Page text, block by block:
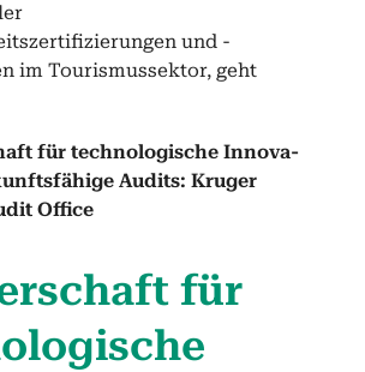
und -
im Tourismussektor, geht
für